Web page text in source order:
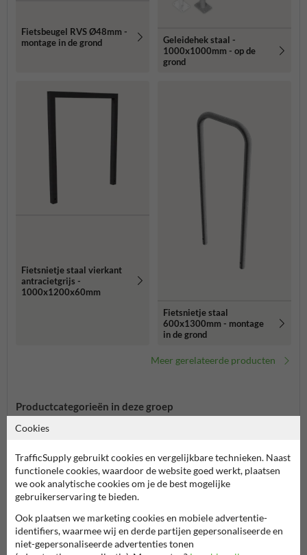
Fietsbeugel RVS Ø48mm -
montage in de grond
Geleidehek staal -
1000x1000mm - op de
grond
Fietsnietje staal vierkant
antracietgrijs -
1000x1200x60mm
Fietsnietje staal
600x1300mm - montage
in de grond
Meer gerelateerde producten
Productcategorieën in deze groep
Cookies
TrafficSupply gebruikt cookies en vergelijkbare technieken. Naast
functionele cookies, waardoor de website goed werkt, plaatsen
we ook analytische cookies om je de best mogelijke
gebruikerservaring te bieden.
Ook plaatsen we marketing cookies en mobiele advertentie-
identifiers, waarmee wij en derde partijen gepersonaliseerde en
niet-gepersonaliseerde advertenties tonen